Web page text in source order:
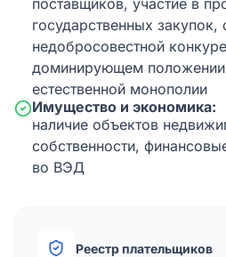
поставщиков, участие в
государственных закупок,
недобросовестной
доминирующем
естественной монополии
Имущество и экономика:
наличие объектов
собственности,
во ВЭД
Реестр плательщиков